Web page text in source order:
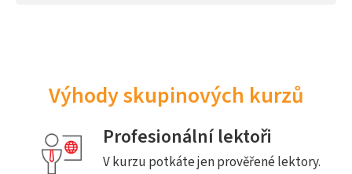
Výhody skupinových kurzů
Profesionální lektoři
V kurzu potkáte jen prověřené lektory.